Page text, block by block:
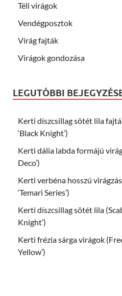
Téli virágok
Vendégposztok
Virág fajták
Virágok gondozása
LEGUTÓBBI
Kerti díszcsillag sötét lila
‘Black Knight’)
Kerti dália labda formájú
Deco’)
Kerti verbéna hosszú
‘Temari Series’)
Kerti díszcsillag sötét lila
Knight’)
Kerti frézia sárga virágok
Yellow’)